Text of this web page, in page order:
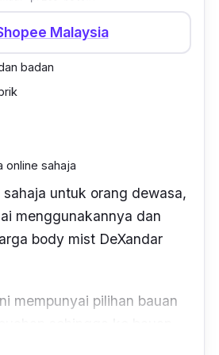
Malaysia
badan
online sahaja
sahaja untuk orang dewasa,
menggunakannya dan
body mist DeXandar
mempunyai pilihan bauan
pilih sahaja!